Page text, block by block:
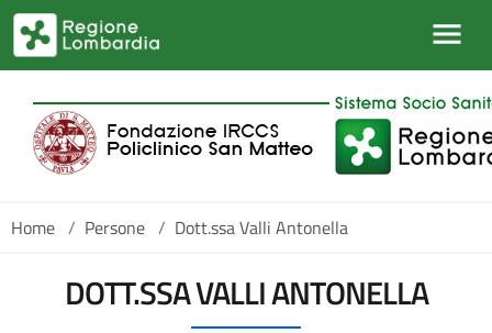
Salta al contenuto principale
Home / Persone / Dott.ssa Valli Antonella
DOTT.SSA VALLI ANTONELLA